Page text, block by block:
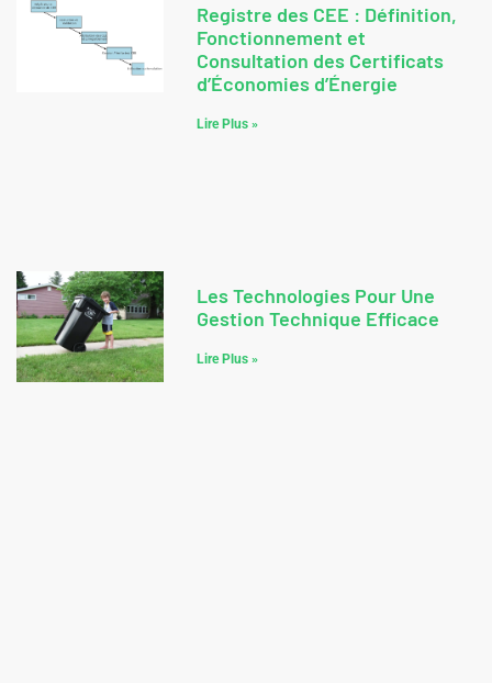
Registre des CEE : Définition,
Fonctionnement et
Consultation des Certificats
d’Économies d’Énergie
Lire Plus »
Les Technologies Pour Une
Gestion Technique Efficace
Lire Plus »